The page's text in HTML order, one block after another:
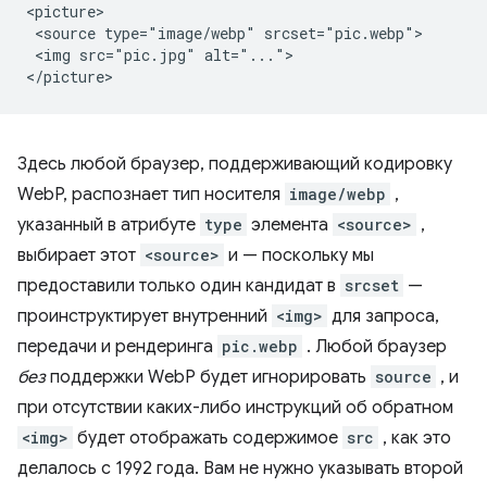
<picture>
<source type="image/webp" srcset="pic.webp">
<img src="pic.jpg" alt="...">
Здесь любой браузер, поддерживающий кодировку
WebP, распознает тип носителя image/webp ,
указанный в атрибуте type элемента <source> ,
выбирает этот <source> и — поскольку мы
предоставили только один кандидат в srcset —
проинструктирует внутренний <img> для запроса,
передачи и рендеринга pic.webp . Любой браузер
безподдержки WebP будет игнорировать source , и
при отсутствии каких-либо инструкций об обратном
<img> будет отображать содержимое src , как это
делалось с 1992 года. Вам не нужно указывать второй